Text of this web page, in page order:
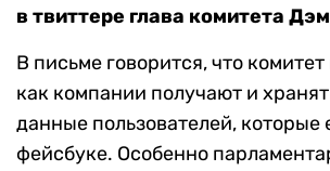
в твиттере глава комитета
В письме говорится, что
как компании получают и
данные пользователей, которые
фейсбуке. Особенно